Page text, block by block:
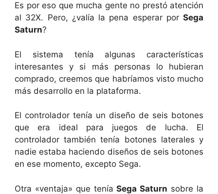
Es por eso que mucha gente no prestó atención
al 32X. Pero, ¿valía la pena esperar por Sega
Saturn?
El sistema tenía algunas características
interesantes y si más personas lo hubieran
comprado, creemos que habríamos visto mucho
más desarrollo en la plataforma.
El controlador tenía un diseño de seis botones
que era ideal para juegos de lucha. El
controlador también tenía botones laterales y
nadie estaba haciendo diseños de seis botones
en ese momento, excepto Sega.
Otra «ventaja» que teníaSega Saturn sobre la